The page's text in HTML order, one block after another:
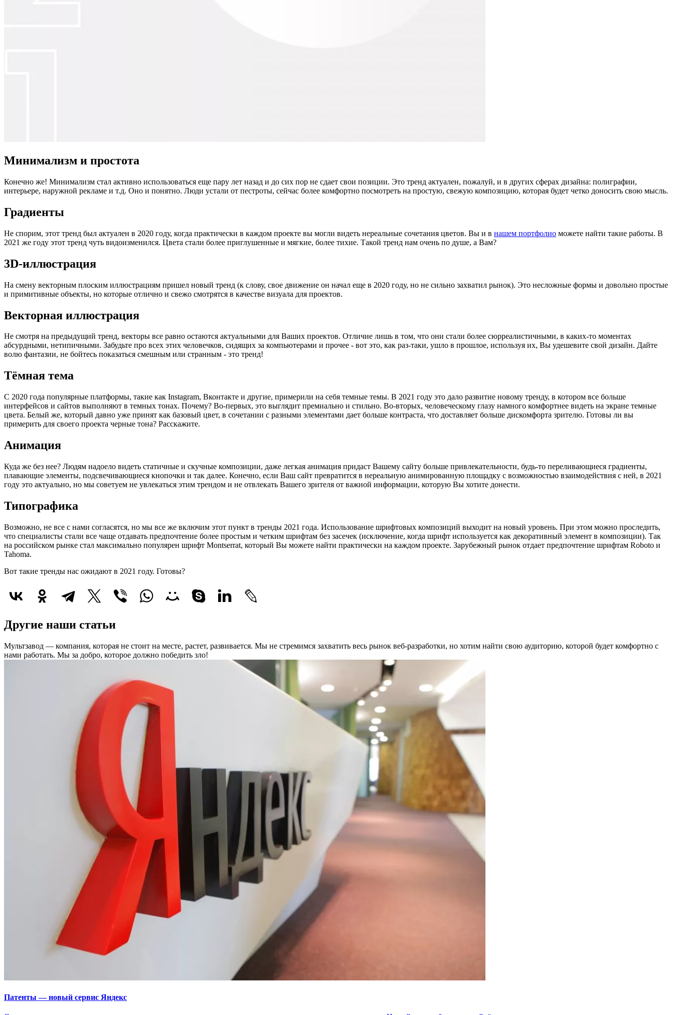
Минимализм и простота
Конечно же! Минимализм стал активно использоваться еще пару лет назад и до сих пор не сдает свои позиции. Это тренд актуален, пожалуй, и в других сферах дизайна: полиграфии,
интерьере, наружной рекламе и т.д. Оно и понятно. Люди устали от пестроты, сейчас более комфортно посмотреть на простую, свежую композицию, которая будет четко доносить свою мысль.
Градиенты
Не спорим, этот тренд был актуален в 2020 году, когда практически в каждом проекте вы могли видеть нереальные сочетания цветов. Вы и в нашем портфолио можете найти такие работы. В
2021 же году этот тренд чуть видоизменился. Цвета стали более приглушенные и мягкие, более тихие. Такой тренд нам очень по душе, а Вам?
3D-иллюстрация
На смену векторным плоским иллюстрациям пришел новый тренд (к слову, свое движение он начал еще в 2020 году, но не сильно захватил рынок). Это несложные формы и довольно простые
и примитивные объекты, но которые отлично и свежо смотрятся в качестве визуала для проектов.
Векторная иллюстрация
Не смотря на предыдущий тренд, векторы все равно остаются актуальными для Ваших проектов. Отличие лишь в том, что они стали более сюрреалистичными, в каких-то моментах
абсурдными, нетипичными. Забудьте про всех этих человечков, сидящих за компьютерами и прочее - вот это, как раз-таки, ушло в прошлое, используя их, Вы удешевите свой дизайн. Дайте
волю фантазии, не бойтесь показаться смешным или странным - это тренд!
Тёмная тема
С 2020 года популярные платформы, такие как Instagram, Вконтакте и другие, примерили на себя темные темы. В 2021 году это дало развитие новому тренду, в котором все больше
интерфейсов и сайтов выполняют в темных тонах. Почему? Во-первых, это выглядит премиально и стильно. Во-вторых, человеческому глазу намного комфортнее видеть на экране темные
цвета. Белый же, который давно уже принят как базовый цвет, в сочетании с разными элементами дает больше контраста, что доставляет больше дискомфорта зрителю. Готовы ли вы
примерить для своего проекта черные тона? Расскажите.
Анимация
Куда же без нее? Людям надоело видеть статичные и скучные композиции, даже легкая анимация придаст Вашему сайту больше привлекательности, будь-то переливающиеся градиенты,
плавающие элементы, подсвечивающиеся кнопочки и так далее. Конечно, если Ваш сайт превратится в нереальную анимированную площадку с возможностью взаимодействия с ней, в 2021
году это актуально, но мы советуем не увлекаться этим трендом и не отвлекать Вашего зрителя от важной информации, которую Вы хотите донести.
Типографика
Возможно, не все с нами согласятся, но мы все же включим этот пункт в тренды 2021 года. Использование шрифтовых композиций выходит на новый уровень. При этом можно проследить,
что специалисты стали все чаще отдавать предпочтение более простым и четким шрифтам без засечек (исключение, когда шрифт используется как декоративный элемент в композиции). Так
на российском рынке стал максимально популярен шрифт Montserrat, который Вы можете найти практически на каждом проекте. Зарубежный рынок отдает предпочтение шрифтам Roboto и
Tahoma.
Вот такие тренды нас ожидают в 2021 году. Готовы?
Другие наши статьи
Мультзавод — компания, которая не стоит на месте, растет, развивается. Мы не стремимся захватить весь рынок веб-разработки, но хотим найти свою аудиторию, которой будет комфортно с
нами работать. Мы за добро, которое должно победить зло!
Патенты — новый сервис Яндекс